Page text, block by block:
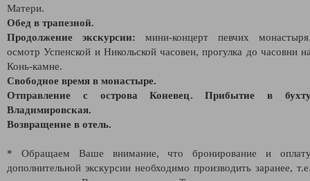
Матери.
Обед в трапезной.
Продолжение экскурсии: мини-концерт певчих
осмотр Успенской и Никольской часовен, прогулка до часовни
Конь-камне.
Свободное время в монастыре.
Отправление с острова Коневец. Прибытие в
Владимировская.
Возвращение в отель.
* Обращаем Ваше внимание, что бронирование и
дополнительной экскурсии необходимо производить заранее,